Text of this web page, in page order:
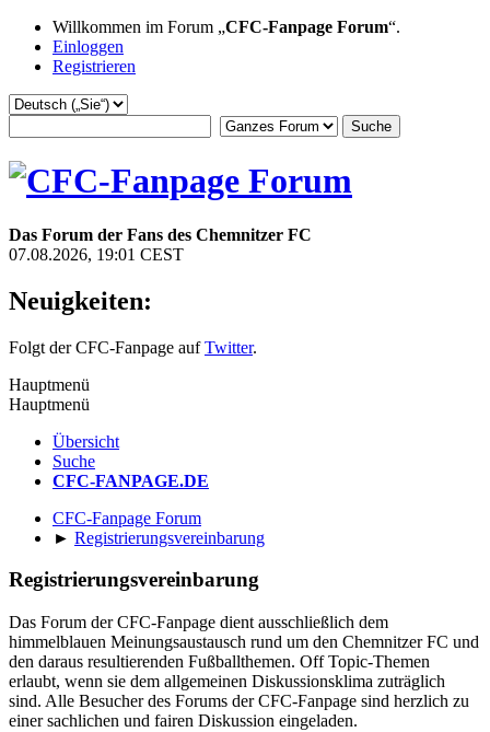
Willkommen im Forum „CFC-Fanpage Forum“.
Einloggen
Registrieren
Das Forum der Fans des Chemnitzer FC
07.08.2026, 19:01 CEST
Neuigkeiten:
Folgt der CFC-Fanpage aufTwitter.
Hauptmenü
Hauptmenü
Übersicht
Suche
CFC-FANPAGE.DE
CFC-Fanpage Forum
► Registrierungsvereinbarung
Registrierungsvereinbarung
Das Forum der CFC-Fanpage dient ausschließlich dem
himmelblauen Meinungsaustausch rund um den Chemnitzer FC und
den daraus resultierenden Fußballthemen. Off Topic-Themen
erlaubt, wenn sie dem allgemeinen Diskussionsklima zuträglich
sind. Alle Besucher des Forums der CFC-Fanpage sind herzlich zu
einer sachlichen und fairen Diskussion eingeladen.